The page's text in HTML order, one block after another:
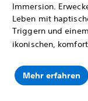
Immersion.
Leben mit
Triggern und
ikonischen,
Mehr erfahren